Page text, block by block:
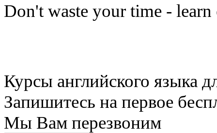
Don't waste your time -
Курсы английского языка
Запишитесь на первое
Мы Вам перезвоним